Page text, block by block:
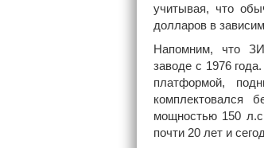
учитывая, что
долларов в
Напомним, что
заводе с 1976
платформой,
комплектовался
мощностью 150
почти 20 лет и